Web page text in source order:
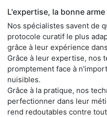
L'expertise, la bonne
Nos spécialistes savent de
protocole curatif le plus
grâce à leur expérience
Grâce à leur expertise, nos
promptement face à
nuisibles.
Grâce à la pratique, nos
perfectionner dans leur
rend redoutables contre